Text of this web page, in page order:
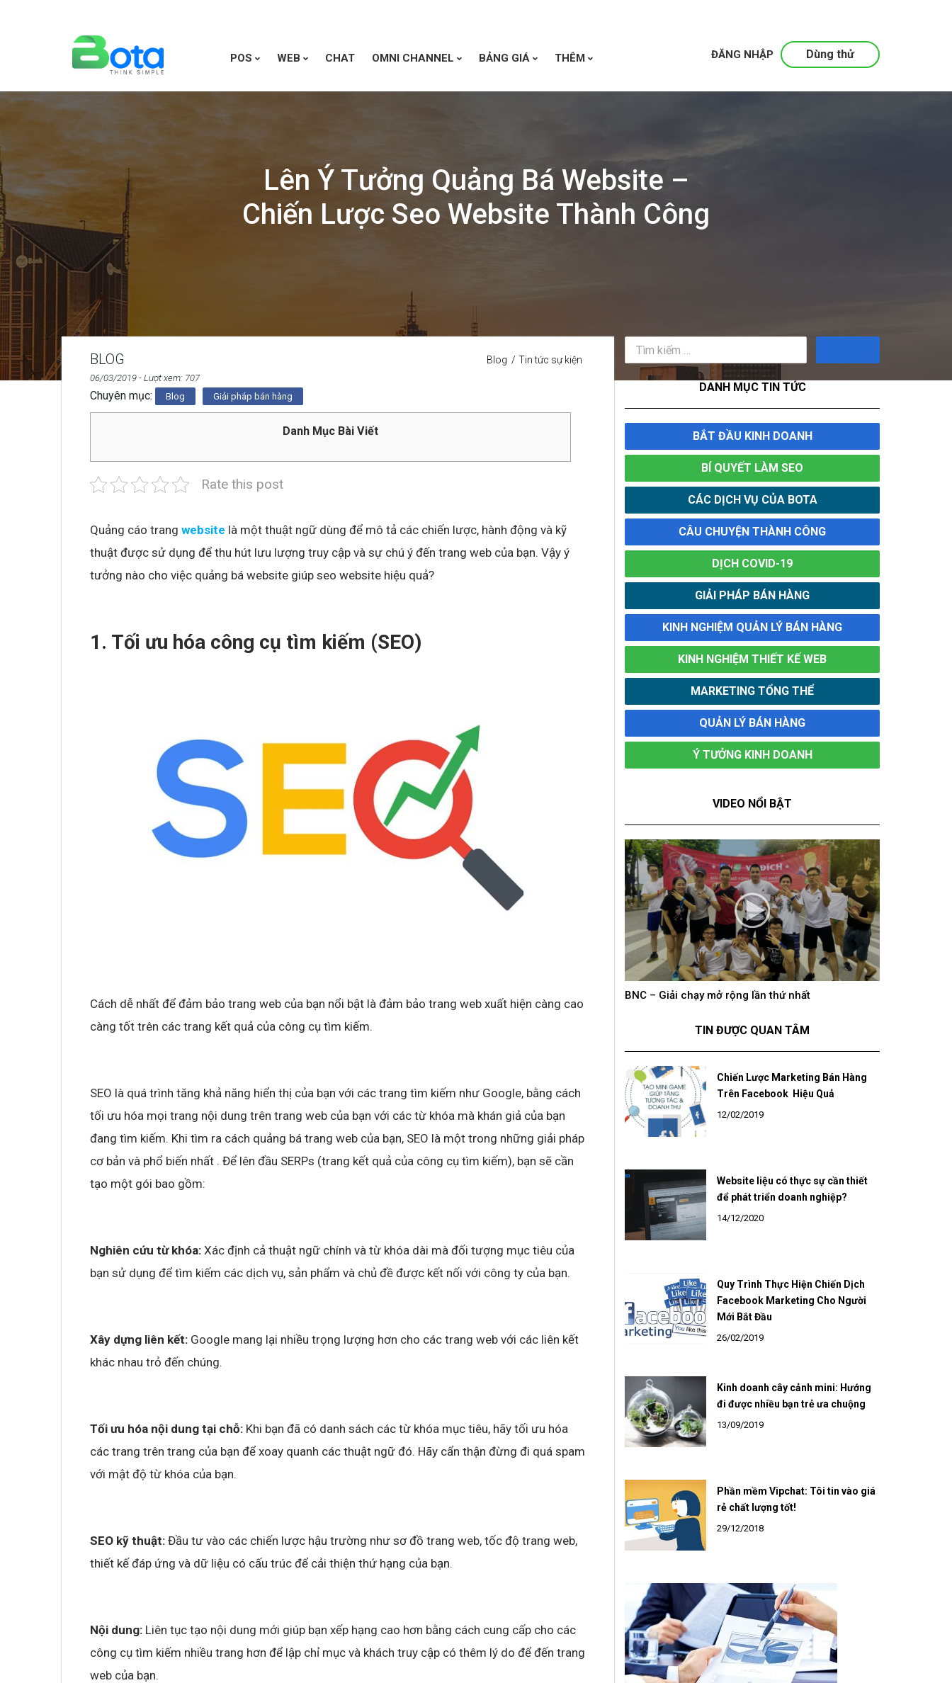
POS WEB CHAT OMNI CHANNEL BẢNG GIÁ THÊM Dùng thử
ĐĂNG NHẬP
Lên Ý Tưởng Quảng Bá Website –
Chiến Lược Seo Website Thành Công
BLOG Blog Tin tức sự kiện
06/03/2019 - Lượt xem: 707
Chuyên mục: Blog Giải pháp bán hàng
Danh Mục Bài Viết
Rate this post
Quảng cáo trang website là một thuật ngữ dùng để mô tả các chiến lược, hành động và kỹ
thuật được sử dụng để thu hút lưu lượng truy cập và sự chú ý đến trang web của bạn. Vậy ý
tưởng nào cho việc quảng bá website giúp seo website hiệu quả?
1. Tối ưu hóa công cụ tìm kiếm (SEO)
Cách dễ nhất để đảm bảo trang web của bạn nổi bật là đảm bảo trang web xuất hiện càng cao
càng tốt trên các trang kết quả của công cụ tìm kiếm.
SEO là quá trình tăng khả năng hiển thị của bạn với các trang tìm kiếm như Google, bằng cách
tối ưu hóa mọi trang nội dung trên trang web của bạn với các từ khóa mà khán giả của bạn
đang tìm kiếm. Khi tìm ra cách quảng bá trang web của bạn, SEO là một trong những giải pháp
cơ bản và phổ biến nhất . Để lên đầu SERPs (trang kết quả của công cụ tìm kiếm), bạn sẽ cần
tạo một gói bao gồm:
Nghiên cứu từ khóa: Xác định cả thuật ngữ chính và từ khóa dài mà đối tượng mục tiêu của
bạn sử dụng để tìm kiếm các dịch vụ, sản phẩm và chủ đề được kết nối với công ty của bạn.
Xây dựng liên kết: Google mang lại nhiều trọng lượng hơn cho các trang web với các liên kết
khác nhau trỏ đến chúng.
Tối ưu hóa nội dung tại chỗ: Khi bạn đã có danh sách các từ khóa mục tiêu, hãy tối ưu hóa
các trang trên trang của bạn để xoay quanh các thuật ngữ đó. Hãy cẩn thận đừng đi quá spam
với mật độ từ khóa của bạn.
SEO kỹ thuật: Đầu tư vào các chiến lược hậu trường như sơ đồ trang web, tốc độ trang web,
thiết kế đáp ứng và dữ liệu có cấu trúc để cải thiện thứ hạng của bạn.
Nội dung: Liên tục tạo nội dung mới giúp bạn xếp hạng cao hơn bằng cách cung cấp cho các
công cụ tìm kiếm nhiều trang hơn để lập chỉ mục và khách truy cập có thêm lý do để đến trang
web của bạn.
DANH MỤC TIN TỨC
BẮT ĐẦU KINH DOANH
BÍ QUYẾT LÀM SEO
CÁC DỊCH VỤ CỦA BOTA
CÂU CHUYỆN THÀNH CÔNG
DỊCH COVID-19
GIẢI PHÁP BÁN HÀNG
KINH NGHIỆM QUẢN LÝ BÁN HÀNG
KINH NGHIỆM THIẾT KẾ WEB
MARKETING TỔNG THỂ
QUẢN LÝ BÁN HÀNG
Ý TƯỞNG KINH DOANH
VIDEO NỔI BẬT
Không khí cổ vũ U23 Việt Nam tại BNC Group trên
sóng truyền hình K+
BNC – Giải chạy mở rộng lần thứ nhất
Không khí cổ vũ U23 Việt Nam tại BNC Group trên
Chiến Lược Marketing Bán Hàng
Website liệu có thực sự cần thiết
Quy Trình Thực Hiện Chiến Dịch
Facebook Marketing Cho Người
Kinh doanh cây cảnh mini: Hướng
Phần mềm Vipchat: Tôi tin vào giá